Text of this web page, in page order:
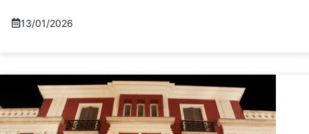
13/01/2026